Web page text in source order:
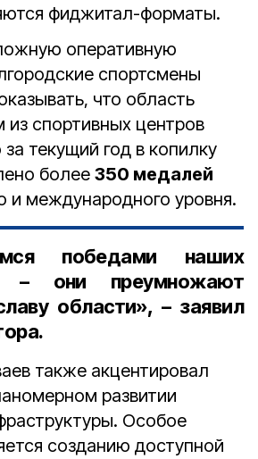
фиджитал-форматы.
оперативную
спортсмены
что область
из спортивных центров
текущий год в копилку
более 350 медалей
и международного уровня.
победами наших
– они преумножают
области», – заявил
также акцентировал
развитии
Особое
созданию доступной